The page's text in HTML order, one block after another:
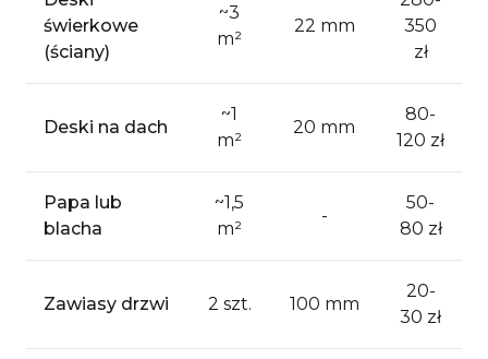
świerkowe
(ściany)
~3
m²
22 mm
350
zł
Deski na dach
~1
m²
20 mm
80-
120 zł
Papa lub
blacha
~1,5
m²
-
50-
80 zł
Zawiasy drzwi 2 szt. 100 mm
20-
30 zł